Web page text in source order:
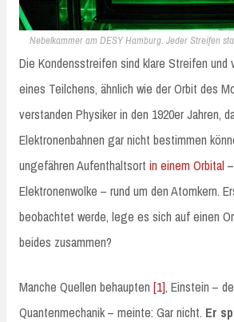
Nebelkammer am DESY Hamburg. Jeder Streifen
Die Kondensstreifen sind klare Streifen und
eines Teilchens, ähnlich wie der Orbit des
verstanden Physiker in den 1920er Jahren,
Elektronenbahnen gar nicht bestimmen
ungefähren Aufenthaltsort in einem Orbital
Elektronenwolke – rund um den Atomkern.
beobachtet werde, lege es sich auf einen
beides zusammen?
Manche Quellen behaupten [1], Einstein –
Quantenmechanik – meinte: Gar nicht. Er